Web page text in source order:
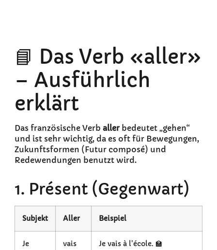
📘 Das Verb «aller»
– Ausführlich
erklärt
Das französische Verb allerbedeutet „gehen“
und ist sehr wichtig, da es oft für Bewegungen,
Zukunftsformen (Futur composé) und
Redewendungen benutzt wird.
1. Présent (Gegenwart)
Subjekt Aller Beispiel
Je vais Je vais à l’école. 🏫